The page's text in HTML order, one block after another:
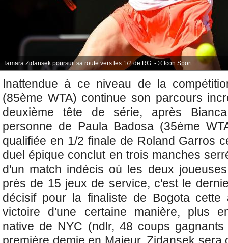
Tamara Zidansek poursuit sa route vers les 1/2 de RG. - © Icon Sport
Inattendue à ce niveau de la
(85ème WTA) continue son parcours
deuxième tête de série, après
personne de Paula Badosa (35ème
qualifiée en 1/2 finale de Roland Garros
duel épique conclut en trois manches
d'un match indécis où les deux
près de 15 jeux de service, c'est le
décisif pour la finaliste de Bogota
victoire d'une certaine manière, plus
native de NYC (ndlr, 48 coups